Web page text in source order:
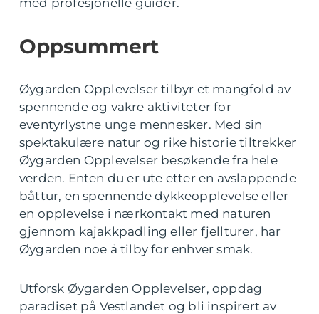
Oppsummert
Øygarden Opplevelser tilbyr et mangfold av
spennende og vakre aktiviteter for
eventyrlystne unge mennesker. Med sin
spektakulære natur og rike historie tiltrekker
Øygarden Opplevelser besøkende fra hele
verden. Enten du er ute etter en avslappende
båttur, en spennende dykkeopplevelse eller
en opplevelse i nærkontakt med naturen
gjennom kajakkpadling eller fjellturer, har
Øygarden noe å tilby for enhver smak.
Utforsk Øygarden Opplevelser, oppdag
paradiset på Vestlandet og bli inspirert av